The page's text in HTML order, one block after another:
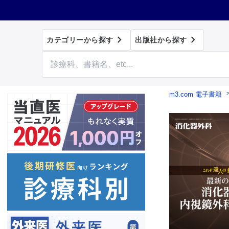
カテゴリーから探す  出版社から探す 
m3.com 電子書籍